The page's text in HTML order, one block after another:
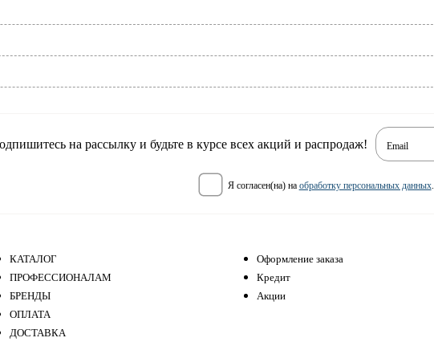
на рассылку и будьте в курсе всех акций и распродаж! Email
я согласен(на) на обработку персональных данных.
КАТАЛОГ
ПРОФЕССИОНАЛАМ
БРЕНДЫ
ОПЛАТА
ДОСТАВКА
Оформление заказа
Кредит
Акции